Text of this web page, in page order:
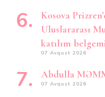
Kosova
Uluslararası
katılım
07 Avqust 2026
Abdulla
07 Avqust 2026